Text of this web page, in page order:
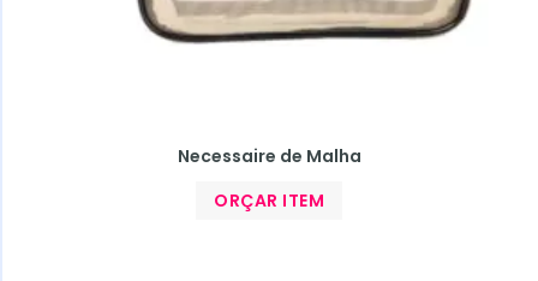
Necessaire de Malha
ORÇAR ITEM